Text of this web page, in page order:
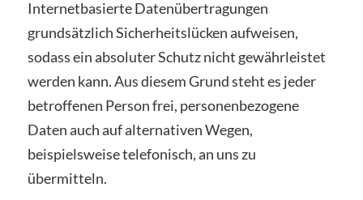
Internetbasierte Datenübertragungen
grundsätzlich Sicherheitslücken aufweisen,
sodass ein absoluter Schutz nicht gewährleistet
werden kann. Aus diesem Grund steht es jeder
betroffenen Person frei, personenbezogene
Daten auch auf alternativen Wegen,
beispielsweise telefonisch, an uns zu
übermitteln.